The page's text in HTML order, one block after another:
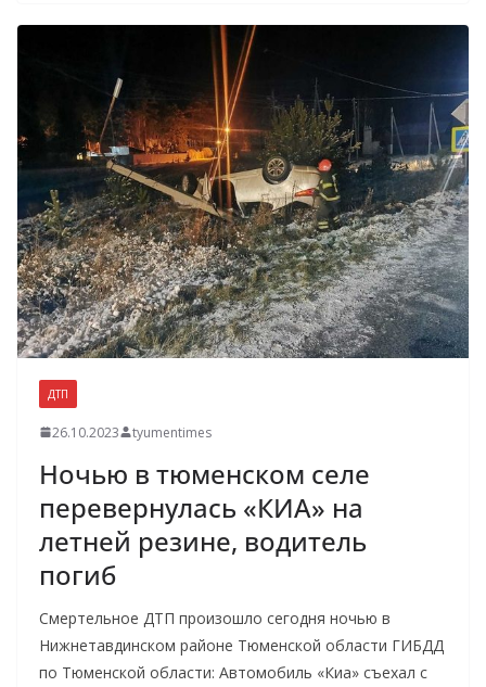
ДТП
26.10.2023 tyumentimes
Ночью в тюменском селе
перевернулась «КИА» на
летней резине, водитель
погиб
Смертельное ДТП произошло сегодня ночью в
Нижнетавдинском районе Тюменской области ГИБДД
по Тюменской области: Автомобиль «Киа» съехал с